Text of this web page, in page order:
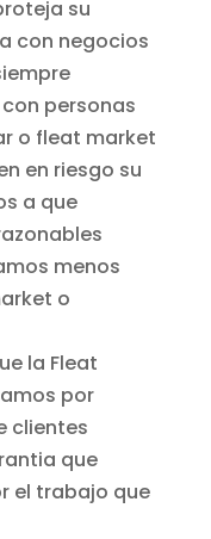
su
con negocios
personas
o fleat market
en riesgo su
a que
menos
o
la Fleat
por
clientes
que
el trabajo que